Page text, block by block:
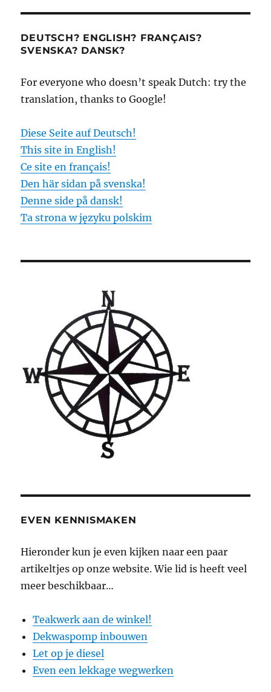
DEUTSCH? ENGLISH? FRANÇAIS?
SVENSKA? DANSK?
For everyone who doesn’t speak Dutch: try the
translation, thanks to Google!
Diese Seite auf Deutsch!
This site in English!
Ce site en français!
Den här sidan på svenska!
Denne side på dansk!
Ta strona w języku polskim
EVEN KENNISMAKEN
Hieronder kun je even kijken naar een paar
artikeltjes op onze website. Wie lid is heeft veel
meer beschikbaar…
Teakwerk aan de winkel!
Dekwaspomp inbouwen
Let op je diesel
Even een lekkage wegwerken